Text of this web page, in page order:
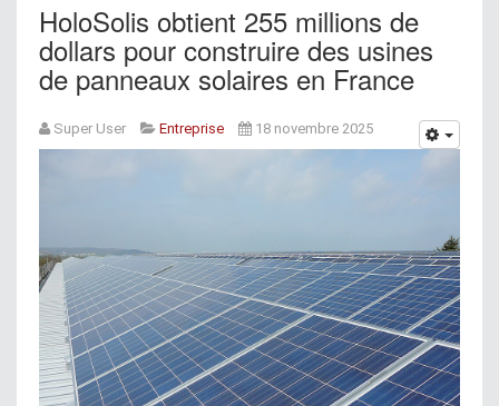
HoloSolis obtient 255 millions de
dollars pour construire des usines
de panneaux solaires en France
Super User Entreprise 18 novembre 2025